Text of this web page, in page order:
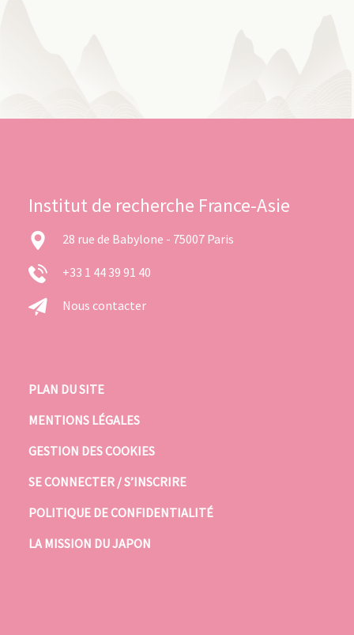
Institut de recherche France-Asie
28 rue de Babylone - 75007 Paris
+33 1 44 39 91 40
Nous contacter
PLAN DU SITE
MENTIONS LÉGALES
GESTION DES COOKIES
SE CONNECTER / S’INSCRIRE
POLITIQUE DE CONFIDENTIALITÉ
LA MISSION DU JAPON